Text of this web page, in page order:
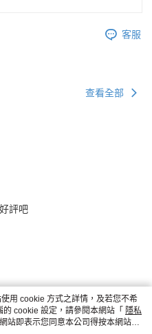
客服
查看全部
評吧
用 cookie 方式之詳情，及若您不希
cookie 設定，請參閱本網站「 隱私
站即表示您同意本公司得按本網站使